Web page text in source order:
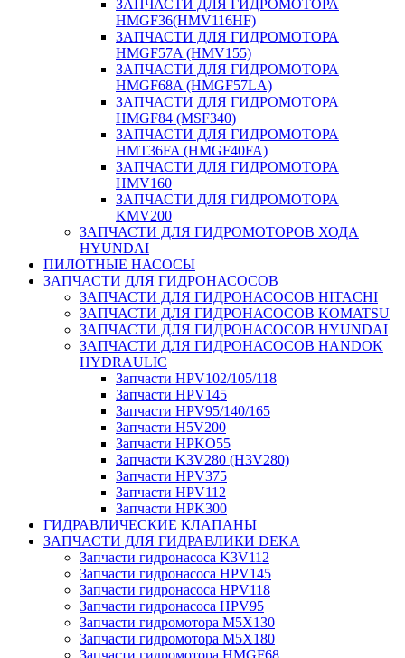
ЗАПЧАСТИ ДЛЯ ГИДРОМОТОРА
HMGF36(HMV116HF)
ЗАПЧАСТИ ДЛЯ ГИДРОМОТОРА
HMGF57A (HMV155)
ЗАПЧАСТИ ДЛЯ ГИДРОМОТОРА
HMGF68A (HMGF57LA)
ЗАПЧАСТИ ДЛЯ ГИДРОМОТОРА
HMGF84 (MSF340)
ЗАПЧАСТИ ДЛЯ ГИДРОМОТОРА
HMT36FA (HMGF40FA)
ЗАПЧАСТИ ДЛЯ ГИДРОМОТОРА
HMV160
ЗАПЧАСТИ ДЛЯ ГИДРОМОТОРА
KMV200
ЗАПЧАСТИ ДЛЯ ГИДРОМОТОРОВ ХОДА
HYUNDAI
ПИЛОТНЫЕ НАСОСЫ
ЗАПЧАСТИ ДЛЯ ГИДРОНАСОСОВ
ЗАПЧАСТИ ДЛЯ ГИДРОНАСОСОВ HITACHI
ЗАПЧАСТИ ДЛЯ ГИДРОНАСОСОВ KOMATSU
ЗАПЧАСТИ ДЛЯ ГИДРОНАСОСОВ HYUNDAI
ЗАПЧАСТИ ДЛЯ ГИДРОНАСОСОВ HANDOK
HYDRAULIC
Запчасти HPV102/105/118
Запчасти HPV145
Запчасти HPV95/140/165
Запчасти H5V200
Запчасти HPKO55
Запчасти K3V280 (H3V280)
Запчасти HPV375
Запчасти HPV112
Запчасти HPK300
ГИДРАВЛИЧЕСКИЕ КЛАПАНЫ
ЗАПЧАСТИ ДЛЯ ГИДРАВЛИКИ DEKA
Запчасти гидронасоса K3V112
Запчасти гидронасоса HPV145
Запчасти гидронасоса HPV118
Запчасти гидронасоса HPV95
Запчасти гидромотора M5X130
Запчасти гидромотора M5X180
Запчасти гидромотора HMGF68